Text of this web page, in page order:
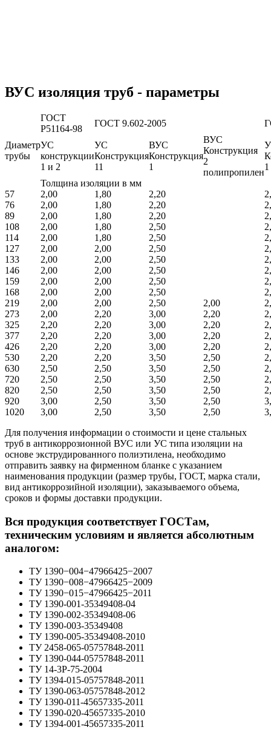
ВУС изоляция труб - параметры
Диаметр
трубы
ГОСТ
Р51164-98
ГОСТ 9.602-2005
УС
конструкции
1 и 2
УС
Конструкция
11
ВУС
Конструкция
1
ВУС
Конструкция
2
полипропилен
Толщина изоляции в мм
57
2,00 1,80 2,20
76
2,00 1,80 2,20
89
2,00 1,80 2,20
108
2,00 1,80 2,50
114
2,00 1,80 2,50
127
2,00 2,00 2,50
133
2,00 2,00 2,50
146
2,00 2,00 2,50
159
2,00 2,00 2,50
168
2,00 2,00 2,50
219
2,00 2,00 2,50 2,00
273
2,00 2,20 3,00 2,20
325
2,20 2,20 3,00 2,20
377
2,20 2,20 3,00 2,20
426
2,20 2,20 3,00 2,20
530
2,20 2,20 3,50 2,50
630
2,50 2,50 3,50 2,50
720
2,50 2,50 3,50 2,50
820
2,50 2,50 3,50 2,50
920
3,00 2,50 3,50 2,50
1020
3,00 2,50 3,50 2,50
Для получения информации о стоимости и цене стальных
труб в антикоррозионной ВУС или УС типа изоляции на
основе экструдированного полиэтилена, необходимо
отправить заявку на фирменном бланке c указанием
наименования продукции (размер трубы, ГОСТ, марка стали,
вид антикоррозийной изоляции), заказываемого объема,
сроков и формы доставки продукции.
Вся продукция соответствует ГОСТам,
техническим условиям и является абсолютным
аналогом:
ТУ 1390−004−47966425−2007
ТУ 1390−008−47966425−2009
ТУ 1390−015−47966425−2011
ТУ 1390-001-35349408-04
ТУ 1390-002-35349408-06
ТУ 1390-003-35349408
ТУ 1390-005-35349408-2010
ТУ 2458-065-05757848-2011
ТУ 1390-044-05757848-2011
ТУ 14-3Р-75-2004
ТУ 1394-015-05757848-2011
ТУ 1390-063-05757848-2012
ТУ 1390-011-45657335-2011
ТУ 1390-020-45657335-2010
ТУ 1394-001-45657335-2011